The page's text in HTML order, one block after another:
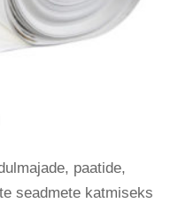
paatide,
seadmete katmiseks